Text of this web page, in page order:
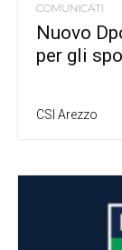
COMUNICATI
Nuovo
per gli
CSI Arezzo